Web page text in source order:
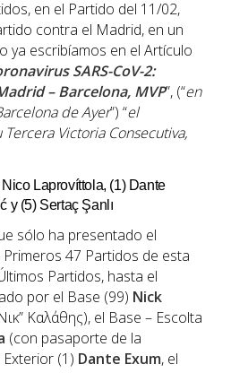
en el Partido del 11/02,
contra el Madrid, en un
ya escribíamos en el Artículo
SARS-CoV-2:
– Barcelona, MVP”, (“en
de Ayer”) “el
Victoria Consecutiva,
Laprovíttola, (1) Dante
y (5) Sertaç Şanlı
sólo ha presentado el
47 Partidos de esta
Partidos, hasta el
por el Base (99) Nick
Καλάθης), el Base – Escolta
(con pasaporte de la
Exterior (1) Dante Exum, el